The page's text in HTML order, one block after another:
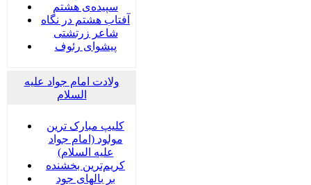
سپیده‌ی هشتم
آفتاب هشتم در نگاه
شاعر زرتشتی
پیشوای رئوف
ولادت امام جواد علیه
السلام
کلیپ مبارک ترین
مولود (امام جواد
علیه السلام)
کریم‌ترین بخشنده
بر بالهای جود